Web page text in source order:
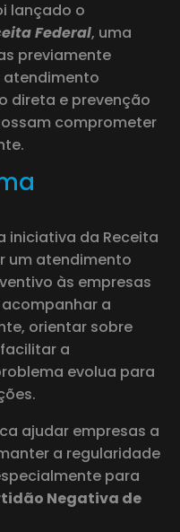
lançado o
Federal, uma
previamente
atendimento
direta e prevenção
comprometer
iniciativa da Receita
um atendimento
às empresas
a
orientar sobre
a
evolua para
ajudar empresas a
a regularidade
para
Negativa de